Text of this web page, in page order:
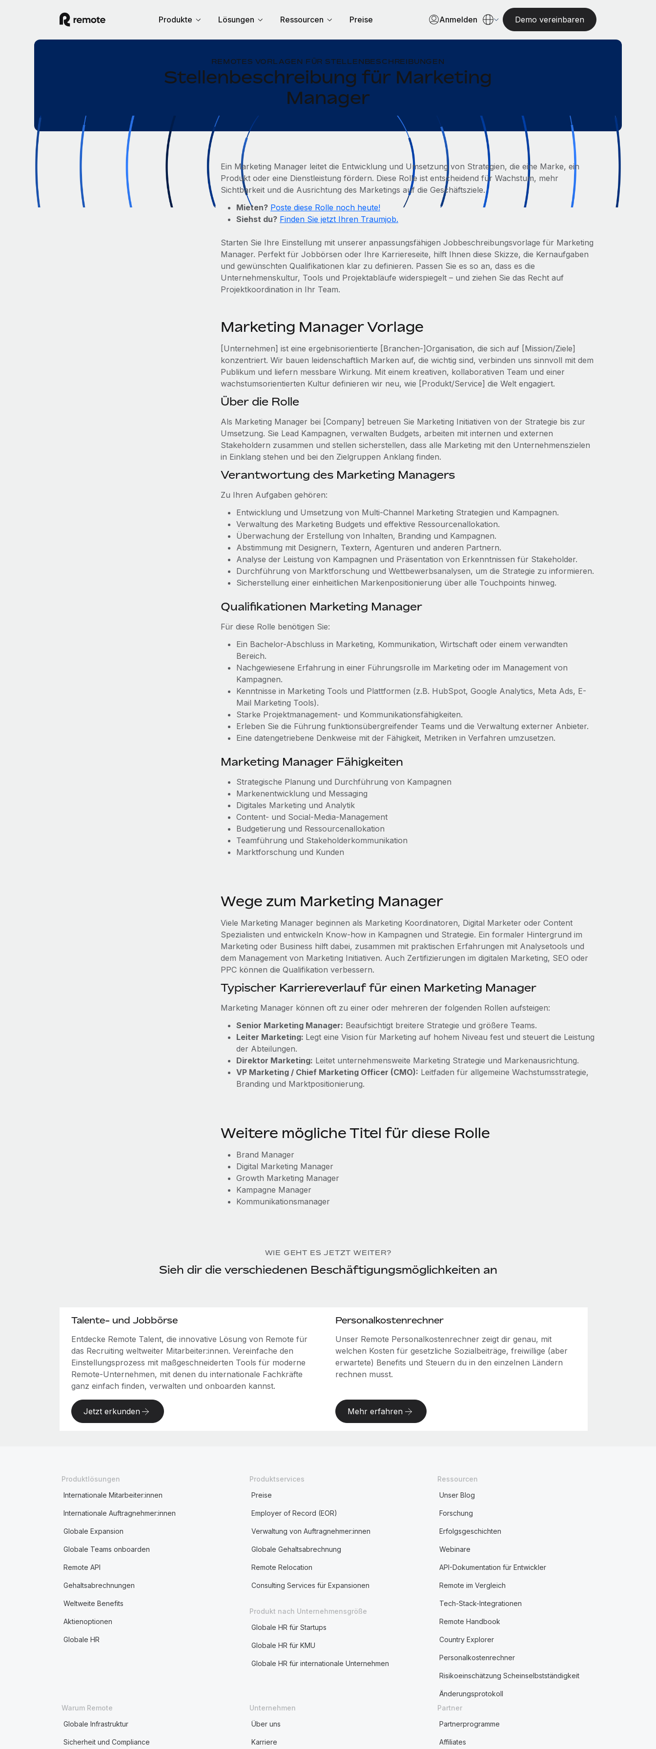
Produkte Lösungen Ressourcen Preise Anmelden Demo vereinbaren
REMOTES VORLAGEN FÜR STELLENBESCHREIBUNGEN
Stellenbeschreibung für Marketing
Manager
Ein Marketing Manager leitet die Entwicklung und Umsetzung von Strategien, die eine Marke, ein
Produkt oder eine Dienstleistung fördern. Diese Rolle ist entscheidend für Wachstum, mehr
Sichtbarkeit und die Ausrichtung des Marketings auf die Geschäftsziele.
Mieten? Poste diese Rolle noch heute!
Siehst du? Finden Sie jetzt Ihren Traumjob.
Starten Sie Ihre Einstellung mit unserer anpassungsfähigen Jobbeschreibungsvorlage für Marketing
Manager. Perfekt für Jobbörsen oder Ihre Karriereseite, hilft Ihnen diese Skizze, die Kernaufgaben
und gewünschten Qualifikationen klar zu definieren. Passen Sie es so an, dass es die
Unternehmenskultur, Tools und Projektabläufe widerspiegelt – und ziehen Sie das Recht auf
Projektkoordination in Ihr Team.
Marketing Manager Vorlage
[Unternehmen] ist eine ergebnisorientierte [Branchen-]Organisation, die sich auf [Mission/Ziele]
konzentriert. Wir bauen leidenschaftlich Marken auf, die wichtig sind, verbinden uns sinnvoll mit dem
Publikum und liefern messbare Wirkung. Mit einem kreativen, kollaborativen Team und einer
wachstumsorientierten Kultur definieren wir neu, wie [Produkt/Service] die Welt engagiert.
Über die Rolle
Als Marketing Manager bei [Company] betreuen Sie Marketing Initiativen von der Strategie bis zur
Umsetzung. Sie Lead Kampagnen, verwalten Budgets, arbeiten mit internen und externen
Stakeholdern zusammen und stellen sicherstellen, dass alle Marketing mit den Unternehmenszielen
in Einklang stehen und bei den Zielgruppen Anklang finden.
Verantwortung des Marketing Managers
Zu Ihren Aufgaben gehören:
Entwicklung und Umsetzung von Multi-Channel Marketing Strategien und Kampagnen.
Verwaltung des Marketing Budgets und effektive Ressourcenallokation.
Überwachung der Erstellung von Inhalten, Branding und Kampagnen.
Abstimmung mit Designern, Textern, Agenturen und anderen Partnern.
Analyse der Leistung von Kampagnen und Präsentation von Erkenntnissen für Stakeholder.
Durchführung von Marktforschung und Wettbewerbsanalysen, um die Strategie zu informieren.
Sicherstellung einer einheitlichen Markenpositionierung über alle Touchpoints hinweg.
Qualifikationen Marketing Manager
Für diese Rolle benötigen Sie:
Ein Bachelor-Abschluss in Marketing, Kommunikation, Wirtschaft oder einem verwandten
Bereich.
Nachgewiesene Erfahrung in einer Führungsrolle im Marketing oder im Management von
Kampagnen.
Kenntnisse in Marketing Tools und Plattformen (z.B. HubSpot, Google Analytics, Meta Ads, E-
Mail Marketing Tools).
Starke Projektmanagement- und Kommunikationsfähigkeiten.
Erleben Sie die Führung funktionsübergreifender Teams und die Verwaltung externer Anbieter.
Eine datengetriebene Denkweise mit der Fähigkeit, Metriken in Verfahren umzusetzen.
Marketing Manager Fähigkeiten
Strategische Planung und Durchführung von Kampagnen
Markenentwicklung und Messaging
Digitales Marketing und Analytik
Content- und Social-Media-Management
Budgetierung und Ressourcenallokation
Teamführung und Stakeholderkommunikation
Marktforschung und Kunden
Wege zum Marketing Manager
Viele Marketing Manager beginnen als Marketing Koordinatoren, Digital Marketer oder Content
Spezialisten und entwickeln Know-how in Kampagnen und Strategie. Ein formaler Hintergrund im
Marketing oder Business hilft dabei, zusammen mit praktischen Erfahrungen mit Analysetools und
dem Management von Marketing Initiativen. Auch Zertifizierungen im digitalen Marketing, SEO oder
PPC können die Qualifikation verbessern.
Typischer Karriereverlauf für einen Marketing Manager
Marketing Manager können oft zu einer oder mehreren der folgenden Rollen aufsteigen:
Senior Marketing Manager: Beaufsichtigt breitere Strategie und größere Teams.
Leiter Marketing: Legt eine Vision für Marketing auf hohem Niveau fest und steuert die Leistung
der Abteilungen.
Direktor Marketing: Leitet unternehmensweite Marketing Strategie und Markenausrichtung.
VP Marketing / Chief Marketing Officer (CMO): Leitfaden für allgemeine Wachstumsstrategie,
Branding und Marktpositionierung.
Weitere mögliche Titel für diese Rolle
Brand Manager
Digital Marketing Manager
Growth Marketing Manager
Kampagne Manager
Kommunikationsmanager
WIE GEHT ES JETZT WEITER?
Sieh dir die verschiedenen Beschäftigungsmöglichkeiten an
Talente- und Jobbörse
Entdecke Remote Talent, die innovative Lösung von Remote für
das Recruiting weltweiter Mitarbeiter:innen. Vereinfache den
Einstellungsprozess mit maßgeschneiderten Tools für moderne
Remote-Unternehmen, mit denen du internationale Fachkräfte
ganz einfach finden, verwalten und onboarden kannst.
Jetzt erkunden
Personalkostenrechner
Unser Remote Personalkostenrechner zeigt dir genau, mit
welchen Kosten für gesetzliche Sozialbeiträge, freiwillige (aber
erwartete) Benefits und Steuern du in den einzelnen Ländern
rechnen musst.
Mehr erfahren
Produktlösungen
Internationale Mitarbeiter:innen
Internationale Auftragnehmer:innen
Globale Expansion
Globale Teams onboarden
Remote API
Gehaltsabrechnungen
Weltweite Benefits
Aktienoptionen
Globale HR
Produktservices
Preise
Employer of Record (EOR)
Verwaltung von Auftragnehmer:innen
Globale Gehaltsabrechnung
Remote Relocation
Consulting Services für Expansionen
Produkt nach Unternehmensgröße
Globale HR für Startups
Globale HR für KMU
Globale HR für internationale Unternehmen
Ressourcen
Unser Blog
Forschung
Erfolgsgeschichten
Webinare
API-Dokumentation für Entwickler
Remote im Vergleich
Tech-Stack-Integrationen
Remote Handbook
Country Explorer
Personalkostenrechner
Risikoeinschätzung Scheinselbstständigkeit
Änderungsprotokoll
Warum Remote
Globale Infrastruktur
Sicherheit und Compliance
Unternehmen
Über uns
Karriere
Partner
Partnerprogramme
Affiliates